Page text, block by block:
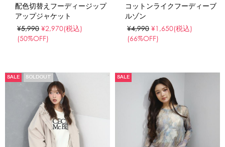
配色切替えフーディージップ
アップジャケット
¥5,990 ¥2,970(税込)
(50%OFF)
コットンライクフーディーブ
ルゾン
¥4,990 ¥1,650(税込)
(66%OFF)
SALE SOLDOUT SALE